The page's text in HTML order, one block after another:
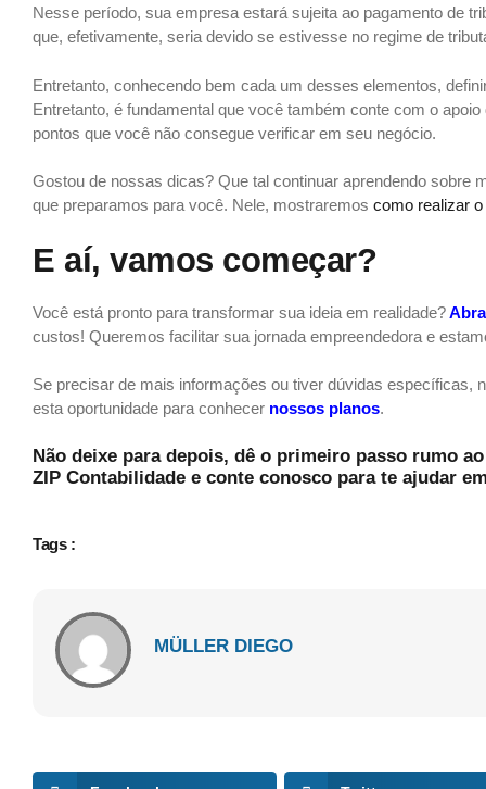
Nesse período, sua empresa estará sujeita ao pagamento de
que, efetivamente, seria devido se estivesse no regime de
Entretanto, conhecendo bem cada um desses elementos,
Entretanto, é fundamental que você também conte com o
pontos que você não consegue verificar em seu negócio.
Gostou de nossas dicas? Que tal continuar aprendendo sobre
que preparamos para você. Nele, mostraremos como realizar
E aí, vamos começar?
Você está pronto para transformar sua ideia em realidade?
custos! Queremos facilitar sua jornada empreendedora e
Se precisar de mais informações ou tiver dúvidas específicas,
esta oportunidade para conhecer nossos planos.
Não deixe para depois, dê o primeiro passo rumo
ZIP Contabilidade e conte conosco para te ajudar
Tags :
MÜLLER DIEGO